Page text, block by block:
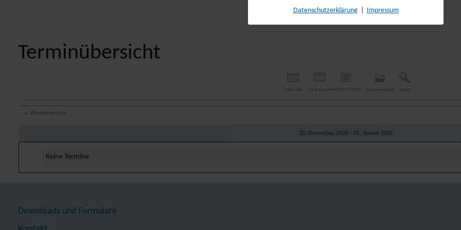
Terminübersicht
Nach Jahr Nach MonatGehe zu Monat Nach Kategorie Suche
Wochenansicht
30. Dezember 2024 - 05. Januar 2025
Keine Termine
Downloads und Formulare
Datenschutzerklärung Impressum